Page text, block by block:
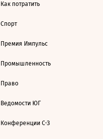
Как потратить
Спорт
Премия Импульс
Промышленность
Право
Ведомости ЮГ
Конференции С-З